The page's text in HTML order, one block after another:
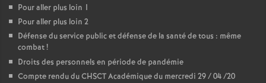
Pour aller plus loin 1
Pour aller plus loin 2
Défense du service public et défense de la santé de tous : même
combat!
Droits des personnels en période de pandémie
Compte rendu du CHSCT Académique du mercredi 29 / 04 /20